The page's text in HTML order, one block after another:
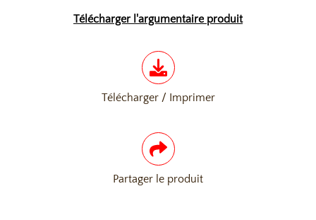
Télécharger l'argumentaire produit
Télécharger / Imprimer
Partager le produit